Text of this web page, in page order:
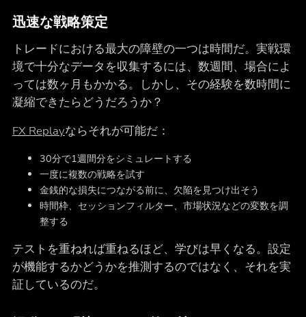
迅速な戦略策定
トレードにおける最大の障壁の一つは時間だ。実戦環
境で十分なデータを収集するには、数週間、場合によ
っては数ヶ月もかかる。しかし、その経験を数時間に
凝縮できたらどうだろうか？
FX Replayならそれが可能だ：
30分で1週間分をシミュレートする
一度に複数の戦略を試す
金銭的な損失につながる前に、欠陥を見つけ出そう
時間枠、セッションフィルター、市場状況などの変数を調
整する
テストを重ねれば重ねるほど、学びは早くなる。設定
が機能するかどうかを推測するのではなく、それを実
証しているのだ。